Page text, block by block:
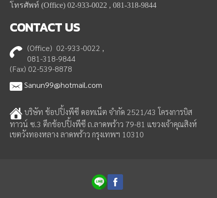
โทรศัพท์ (Office) 02-933-0022 , 081-318-9844
CONTACTUS
(Office) 02-933-0022 ,
081-318-9844
(Fax) 02-539-8878
Sanun99@hotmail.com
บริษัท ช้อปปิ้งพีซี ดอทเน็ต จำกัด 2521/43 โครงการบิส
ทาวน์ ซ.3 ตึกช้อปปิ้งพีซี ถ.ลาดพร้าว 79-81 แขวงเจ้าคุณสิงห์
เขตวังทองหลาง ลาดพร้าว กรุงเทพฯ 10310